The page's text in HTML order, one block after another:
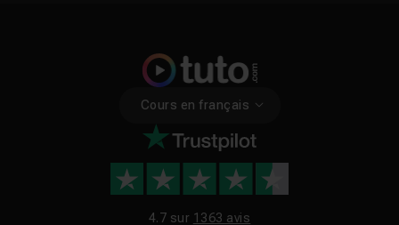
Cours en français
4.7 sur 1363 avis